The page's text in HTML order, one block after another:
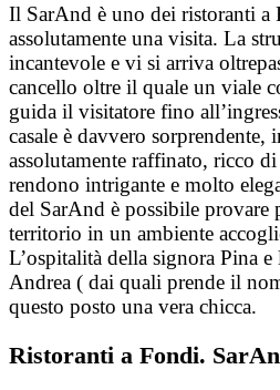
Il SarAnd è uno dei ristoranti a
assolutamente una visita. La
incantevole e vi si arriva
cancello oltre il quale un viale
guida il visitatore fino
casale è davvero sorprendente,
assolutamente raffinato, ricco
rendono intrigante e molto
del SarAnd è possibile
territorio in un ambiente
L’ospitalità della signora Pina e
Andrea ( dai quali prende il
questo posto una vera chicca.
Ristoranti a Fondi.